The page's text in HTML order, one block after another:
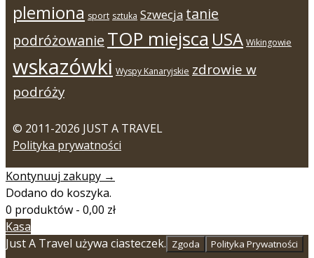
plemiona sport sztuka Szwecja tanie
podróżowanie TOP miejsca USA Wikingowie
wskazówki Wyspy Kanaryjskie zdrowie w
podróży
© 2011-2026 JUST A TRAVEL
Polityka prywatności
Kontynuuj zakupy →
Dodano do koszyka.
0 produktów - 0,00 zł
Kasa
Just A Travel używa ciasteczek. Zgoda Polityka Prywatności